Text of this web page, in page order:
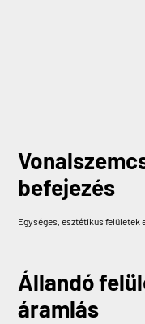
befejezés
Egységes, esztétikus felületek
Állandó
áramlás